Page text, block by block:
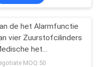
25
de het Alarmfunctie
vier Zuurstofcilinders
het
MOQ:50